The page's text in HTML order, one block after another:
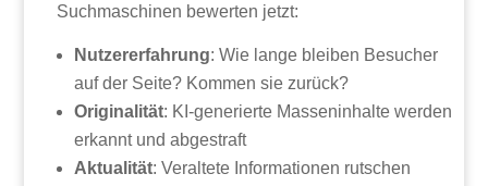
Suchmaschinen bewerten jetzt:
Nutzererfahrung: Wie lange bleiben Besucher
auf der Seite? Kommen sie zurück?
Originalität: KI-generierte Masseninhalte werden
erkannt und abgestraft
Aktualität: Veraltete Informationen rutschen